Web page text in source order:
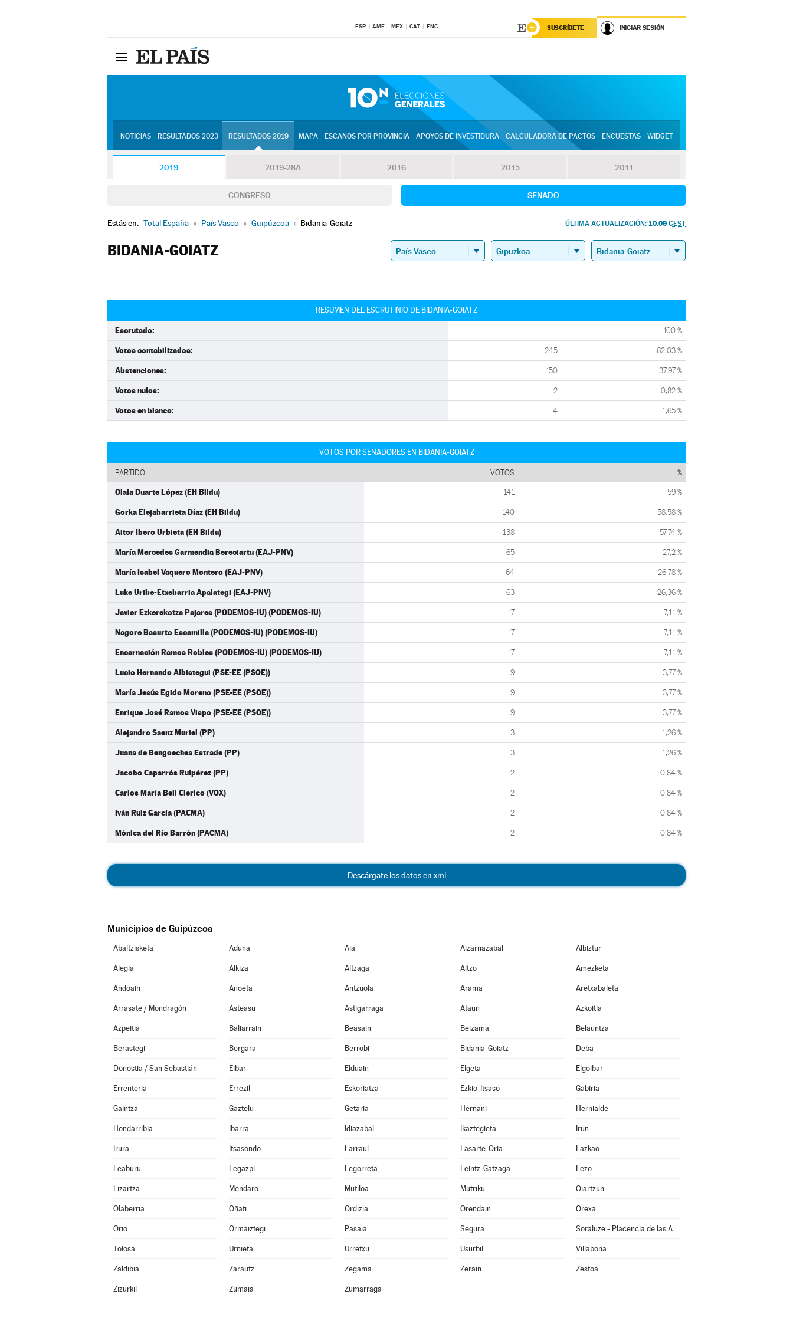
ESP AME MEX CAT ENG SUSCRÍBETE INICIAR SESIÓN
NOTICIAS RESULTADOS 2023 RESULTADOS 2019 MAPA ESCAÑOS POR PROVINCIA APOYOS DE INVESTIDURA CALCULADORA DE PACTOS ENCUESTAS WIDGET
2019 2019-28A 2016 2015 2011
CONGRESO SENADO
Estás en: Total España » País Vasco » Guipúzcoa » Bidania-Goiatz ÚLTIMA ACTUALIZACIÓN: 10.09 CEST
BIDANIA-GOIATZ
RESUMEN DEL ESCRUTINIO DE BIDANIA-GOIATZ
Escrutado: 100 %
Votos contabilizados: 245 62,03 %
Abstenciones: 150 37,97 %
Votos nulos: 2 0,82 %
Votos en blanco: 4 1,65 %
VOTOS POR SENADORES EN BIDANIA-GOIATZ
PARTIDO VOTOS %
Olaia Duarte López (EH Bildu) 141 59 %
Gorka Elejabarrieta Díaz (EH Bildu) 140 58,58 %
Aitor Ibero Urbieta (EH Bildu) 138 57,74 %
María Mercedes Garmendia Bereciartu (EAJ-PNV) 65 27,2 %
María Isabel Vaquero Montero (EAJ-PNV) 64 26,78 %
Luke Uribe-Etxebarria Apalategi (EAJ-PNV) 63 26,36 %
Javier Ezkerekotza Pajares (PODEMOS-IU) (PODEMOS-IU) 17 7,11 %
Nagore Basurto Escamilla (PODEMOS-IU) (PODEMOS-IU) 17 7,11 %
Encarnación Ramos Robles (PODEMOS-IU) (PODEMOS-IU) 17 7,11 %
Lucio Hernando Albistegui (PSE-EE (PSOE)) 9 3,77 %
María Jesús Egido Moreno (PSE-EE (PSOE)) 9 3,77 %
Enrique José Ramos Vispo (PSE-EE (PSOE)) 9 3,77 %
Alejandro Saenz Muriel (PP) 3 1,26 %
Juana de Bengoechea Estrade (PP) 3 1,26 %
Jacobo Caparrós Ruipérez (PP) 2 0,84 %
Carlos María Bell Clerico (VOX) 2 0,84 %
Iván Ruiz García (PACMA) 2 0,84 %
Mónica del Río Barrón (PACMA) 2 0,84 %
Descárgate los datos en xml
Municipios de Guipúzcoa
Abaltzisketa Aduna Aia Aizarnazabal Albiztur
Alegia Alkiza Altzaga Altzo Amezketa
Andoain Anoeta Antzuola Arama Aretxabaleta
Arrasate / Mondragón Asteasu Astigarraga Ataun Azkoitia
Azpeitia Baliarrain Beasain Beizama Belauntza
Berastegi Bergara Berrobi Bidania-Goiatz Deba
Donostia / San Sebastián Eibar Elduain Elgeta Elgoibar
Errenteria Errezil Eskoriatza Ezkio-Itsaso Gabiria
Gaintza Gaztelu Getaria Hernani Hernialde
Hondarribia Ibarra Idiazabal Ikaztegieta Irun
Irura Itsasondo Larraul Lasarte-Oria Lazkao
Leaburu Legazpi Legorreta Leintz-Gatzaga Lezo
Lizartza Mendaro Mutiloa Mutriku Oiartzun
Olaberria Oñati Ordizia Orendain Orexa
Orio Ormaiztegi Pasaia Segura Soraluze - Placencia de las Armas
Tolosa Urnieta Urretxu Usurbil Villabona
Zaldibia Zarautz Zegama Zerain Zestoa
Zizurkil Zumaia Zumarraga